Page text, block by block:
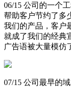
06/15 公司的一个
帮助客户节约了多
我们的产品，客户
就成了我们的经典
广告语被大量模仿
07/15 公司最早的